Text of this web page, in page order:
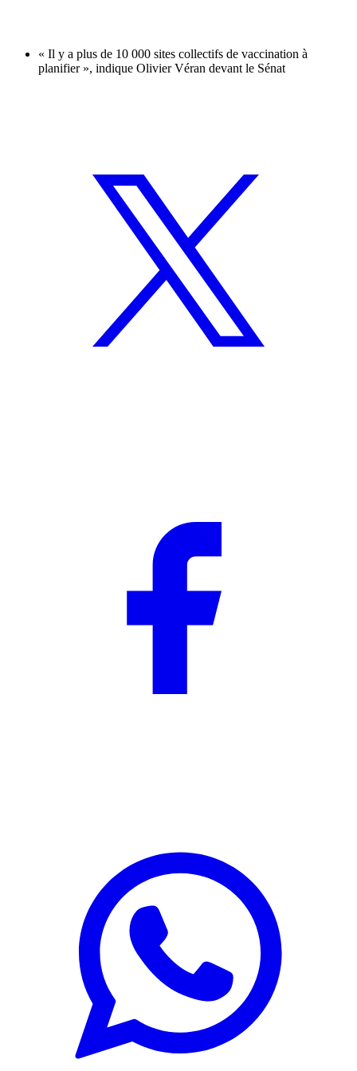
« Il y a plus de 10 000 sites collectifs de vaccination à
planifier », indique Olivier Véran devant le Sénat